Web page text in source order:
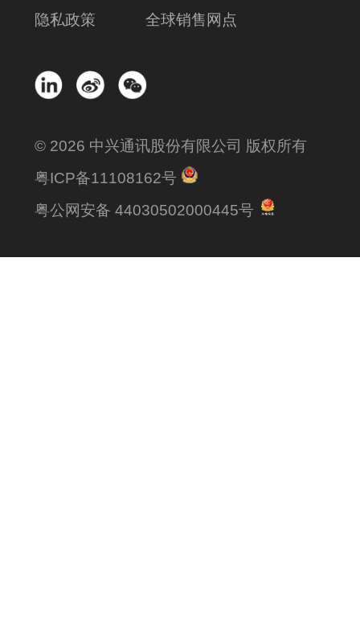
隐私政策
全球销售网点
© 2026 中兴通讯股份有限公司 版权所有
粤ICP备11108162号
粤公网安备 44030502000445号